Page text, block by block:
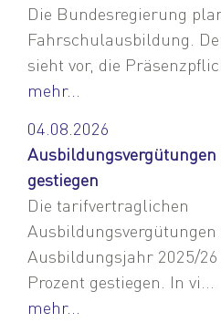
Die Bundesregierung
Fahrschulausbildung.
sieht vor, die
mehr...
04.08.2026
gestiegen
Die tarifvertraglichen
Ausbildungsjahr 2025/
Prozent gestiegen. In vi...
mehr...